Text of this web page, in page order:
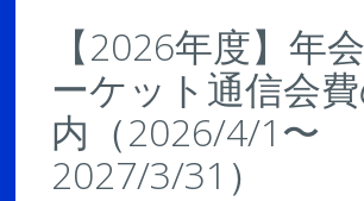
【2026年度】年
ーケット通信会
内（2026/4/1〜
2027/3/31）